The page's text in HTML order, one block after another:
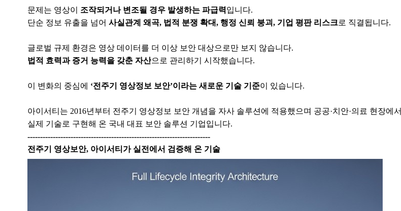
문제는 영상이 조작되거나 변조될 경우 발생하는 파급력입니다.
단순 정보 유출을 넘어사실관계 왜곡, 법적 분쟁 확대, 행정 신뢰 붕괴, 기업 평판 리스크로 직결됩니다.
글로벌 규제 환경은 영상 데이터를 더 이상 보안 대상으로만 보지 않습니다.
법적 효력과 증거 능력을 갖춘 자산으로 관리하기 시작했습니다.
이 변화의 중심에 ‘전주기 영상정보 보안’이라는 새로운 기술 기준이 있습니다.
아이서티는 2016년부터 전주기 영상정보 보안 개념을 자사 솔루션에 적용했으며 공공·치안·의료 현장에서
실제 기술로 구현해 온 국내 대표 보안 솔루션 기업입니다.
------------------------------------------------------------------------
전주기 영상보안, 아이서티가 실전에서 검증해 온 기술